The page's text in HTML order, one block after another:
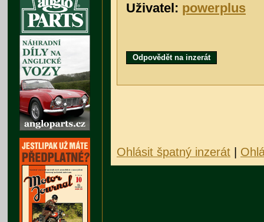
Uživatel: powerplus
Odpovědět na inzerát
Ohlásit špatný inzerát